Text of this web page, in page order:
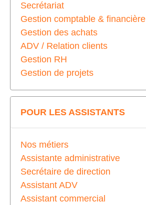
Secrétariat
Gestion comptable & financière
Gestion des achats
ADV / Relation clients
Gestion RH
Gestion de projets
POUR LES ASSISTANTS
Nos métiers
Assistante administrative
Secrétaire de direction
Assistant ADV
Assistant commercial